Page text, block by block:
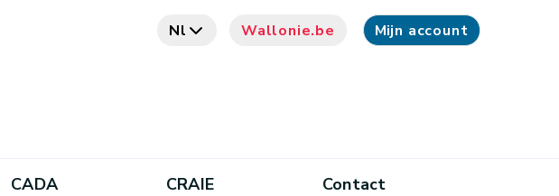
Nl Wallonie.be Mijn account
CADA CRAIE Contact